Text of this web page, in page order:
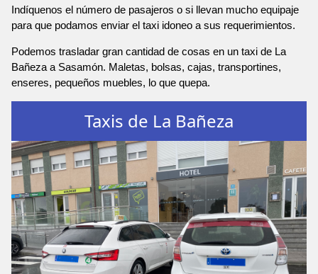
Indíquenos el número de pasajeros o si llevan mucho equipaje
para que podamos enviar el taxi idoneo a sus requerimientos.
Podemos trasladar gran cantidad de cosas en un taxi de La
Bañeza a Sasamón. Maletas, bolsas, cajas, transportines,
enseres, pequeños muebles, lo que quepa.
Taxis de La Bañeza